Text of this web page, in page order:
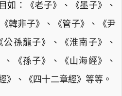
如：《老子》、《墨子》、
韓非子》、《管子》、《尹
孫龍子》、《淮南子》、
、《孫子》、《山海經》、
》、《四十二章經》等等。